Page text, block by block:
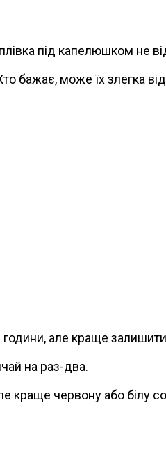
під капелюшком не
бажає, може їх злегка
але краще залишити
на раз-два.
краще червонy або білy